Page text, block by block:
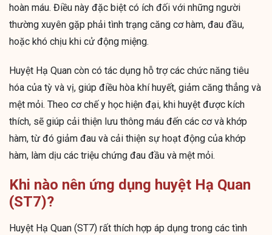
hoàn máu. Điều này đặc biệt có ích đối với những người
thường xuyên gặp phải tình trạng căng cơ hàm, đau đầu,
hoặc khó chịu khi cử động miệng.
Huyệt Hạ Quan còn có tác dụng hỗ trợ các chức năng tiêu
hóa của tỳ và vị, giúp điều hòa khí huyết, giảm căng thẳng và
mệt mỏi. Theo cơ chế y học hiện đại, khi huyệt được kích
thích, sẽ giúp cải thiện lưu thông máu đến các cơ và khớp
hàm, từ đó giảm đau và cải thiện sự hoạt động của khớp
hàm, làm dịu các triệu chứng đau đầu và mệt mỏi.
Khi nào nên ứng dụng huyệt Hạ Quan
(ST7)?
Huyệt Hạ Quan (ST7) rất thích hợp áp dụng trong các tình